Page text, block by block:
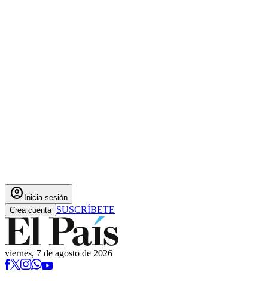
account_circle Inicia sesión
Crea cuenta SUSCRÍBETE
viernes, 7 de agosto de 2026